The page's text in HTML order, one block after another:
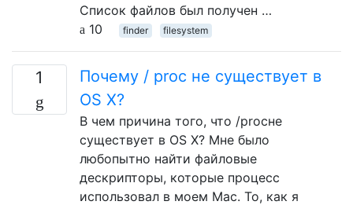
Список файлов был получен …
10
finder filesystem
1
Почему / proc не существует в
OS X?
В чем причина того, что /procне
существует в OS X? Мне было
любопытно найти файловые
дескрипторы, которые процесс
использовал в моем Mac. То, как я